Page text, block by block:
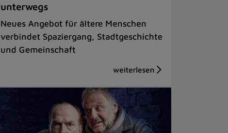
unterwegs
Neues Angebot für ältere Menschen
verbindet Spaziergang, Stadtgeschichte
und Gemeinschaft